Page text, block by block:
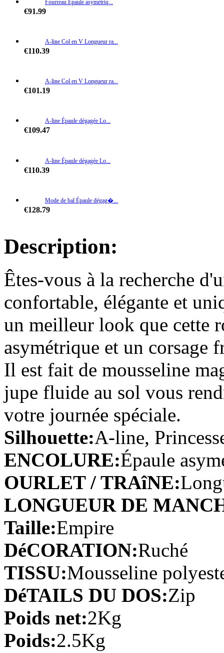
Fourreau Épaule asymétriq...
€91.99
A-line Col en V Longueur ra...
€110.39
A-line Col en V Longueur ra...
€101.19
A-line Épaule dégagée Lo...
€109.47
A-line Épaule dégagée Lo...
€110.39
Mode de bal Épaule dégag�...
€128.79
A-line Col U profond Traîn...
€114.07
Trapèze Mousseline polyest...
€91.07
A-line Col en cœur Longueu...
€110.39
Trapèze Mousseline polyest...
€78.19
€69.91
Fourreau Longueur ras du so...
€100.27
Fourreau Col en cœur Longu...
Fourreau Mousseline polyest...
€91.99
Trapèze Longueur genou Ave...
€78.19
€105.79
Trapèze Col carré Longueu...
Description:
Êtes-vous à la recherche
confortable, élégante et
un meilleur look que cette
asymétrique et un corsage
Il est fait de mousseline
jupe fluide au sol vous
votre journée spéciale.
Silhouette:A-line,
ENCOLURE:Épaule
OURLET / TRAîNE:
LONGUEUR DE
Taille:Empire
DéCORATION:Ruché
TISSU:Mousseline
DéTAILS DU DOS:Zip
Poids net:2Kg
Poids:2.5Kg